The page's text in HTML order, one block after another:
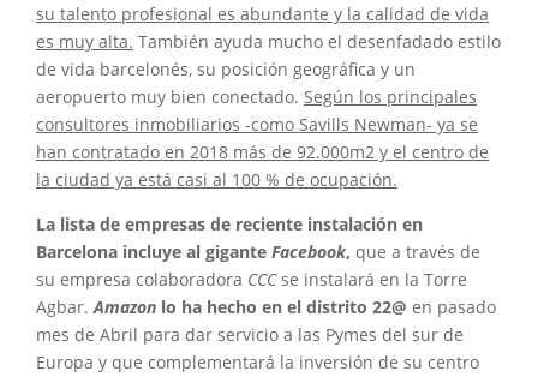
su talento profesional es abundante y la calidad de vida
es muy alta. También ayuda mucho el desenfadado estilo
de vida barcelonés, su posición geográfica y un
aeropuerto muy bien conectado. Según los principales
consultores inmobiliarios -como Savills Newman- ya se
han contratado en 2018 más de 92.000m2 y el centro de
la ciudad ya está casi al 100 % de ocupación.
La lista de empresas de reciente instalación en
Barcelona incluye al gigante Facebook, que a través de
su empresa colaboradora CCCse instalará en la Torre
Agbar.Amazon lo ha hecho en el distrito 22@ en pasado
mes de Abril para dar servicio a las Pymes del sur de
Europa y que complementará la inversión de su centro